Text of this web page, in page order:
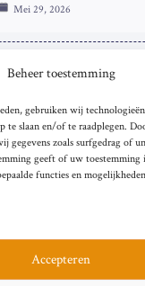
Beheer toestemming
gebruiken wij
te slaan en/of te raadplegen.
gegevens zoals surfgedrag of
geeft of uw
functies en
Accepteren
Mei 29, 2026
ZAKELIJK
Inflatie bij
de Eurozone
Mei 29, 2026
Privacybeleid (EU)